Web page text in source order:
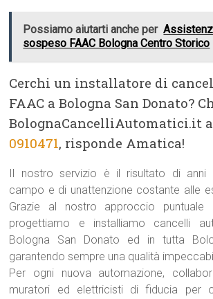
Possiamo aiutarti anche per
sospeso FAAC Bologna Centro Storico
Cerchi un installatore di
FAAC a Bologna San Donato?
BolognaCancelliAutomatici.it
0910471, risponde Amatica!
Il nostro servizio è il risultato di anni
campo e di unattenzione costante alle
Grazie al nostro approccio puntuale
progettiamo e installiamo cancelli
Bologna San Donato ed in tutta
garantendo sempre una qualità
Per ogni nuova automazione,
muratori ed elettricisti di fiducia per